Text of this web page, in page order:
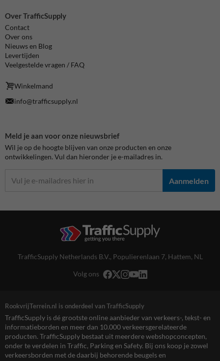
Over TrafficSupply
Contact
Over ons
Nieuws en Blog
Levertijden
Veelgestelde vragen / FAQ
Winkelmand
info@trafficsupply.nl
Meld je aan voor onze nieuwsbrief
Wil je op de hoogte blijven van onze producten en onze
ontwikkelingen. Vul dan hieronder je e-mailadres in.
Aanmelden
TrafficSupply Netherlands B.V., Populierenlaan 7, Hattem, NL
Volg ons
RookvrijTerrein.nl is onderdeel van TrafficSupply
TrafficSupply is dé grootste online aanbieder van verkeers-, tekst- en
informatieborden en meer dan 10.000 verkeersgerelateerde
producten. TrafficSupply bestaat uit meerdere webshopconcepten,
onder te verdelen in Traffic, Parking en Safety. Bij ons koop je zowel
verkeersborden met de daarbij behorende beugels en